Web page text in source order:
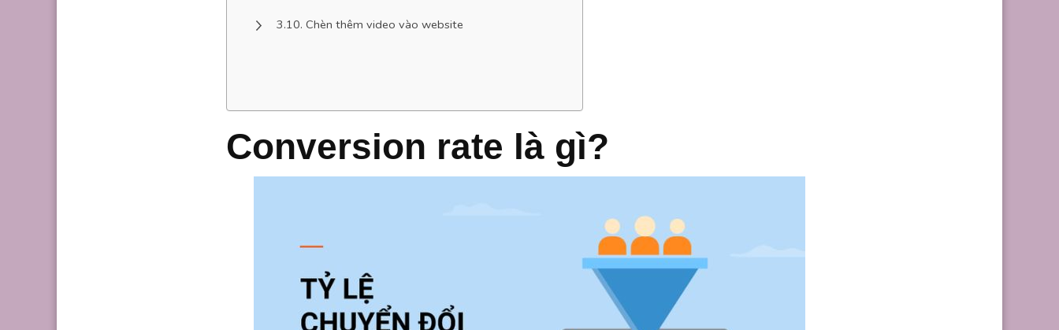
Chèn thêm video vào website
Conversion rate là gì?